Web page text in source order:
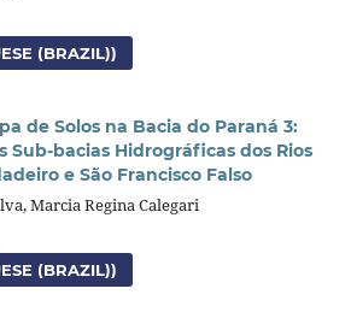
(BRAZIL))
de Solos na Bacia do Paraná 3:
Sub-bacias Hidrográficas dos Rios
e São Francisco Falso
Marcia Regina Calegari
(BRAZIL))